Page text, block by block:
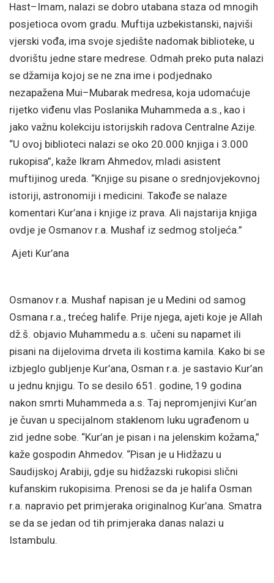
Hast–Imam, nalazi se dobro utabana staza od mnogih
posjetioca ovom gradu. Muftija uzbekistanski, najviši
vjerski vođa, ima svoje sjedište nadomak biblioteke, u
dvorištu jedne stare medrese. Odmah preko puta nalazi
se džamija kojoj se ne zna ime i podjednako
nezapažena Mui–Mubarak medresa, koja udomaćuje
rijetko viđenu vlas Poslanika Muhammeda a.s., kao i
jako važnu kolekciju istorijskih radova Centralne Azije.
“U ovoj biblioteci nalazi se oko 20.000 knjiga i 3.000
rukopisa”, kaže Ikram Ahmedov, mladi asistent
muftijinog ureda. “Knjige su pisane o srednjovjekovnoj
istoriji, astronomiji i medicini. Takođe se nalaze
komentari Kur’ana i knjige iz prava. Ali najstarija knjiga
ovdje je Osmanov r.a. Mushaf iz sedmog stoljeća.”
Ajeti Kur’ana
Osmanov r.a. Mushaf napisan je u Medini od samog
Osmana r.a., trećeg halife. Prije njega, ajeti koje je Allah
dž.š. objavio Muhammedu a.s. učeni su napamet ili
pisani na dijelovima drveta ili kostima kamila. Kako bi se
izbjeglo gubljenje Kur’ana, Osman r.a. je sastavio Kur’an
u jednu knjigu. To se desilo 651. godine, 19 godina
nakon smrti Muhammeda a.s. Taj nepromjenjivi Kur’an
je čuvan u specijalnom staklenom luku ugrađenom u
zid jedne sobe. “Kur’an je pisan i na jelenskim kožama,”
kaže gospodin Ahmedov. “Pisan je u Hidžazu u
Saudijskoj Arabiji, gdje su hidžazski rukopisi slični
kufanskim rukopisima. Prenosi se da je halifa Osman
r.a. napravio pet primjeraka originalnog Kur’ana. Smatra
se da se jedan od tih primjeraka danas nalazi u
Istambulu.